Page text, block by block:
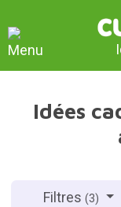
Idées
Filtres(3)